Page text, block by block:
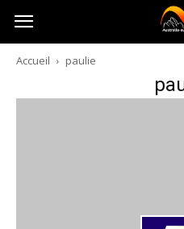
Australia-
australie.com
Accueil paulie